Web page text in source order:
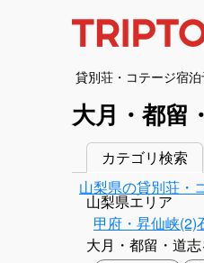
貸別荘・コテージ宿泊
大月・都留
カテゴリ検索
山梨県の貸別荘・
山梨県エリア
甲府・昇仙峡(2)
大月・都留・道